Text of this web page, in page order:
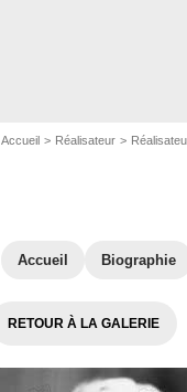
Accueil Réalisateur
Accueil Biographie
RETOUR À LA GALERIE